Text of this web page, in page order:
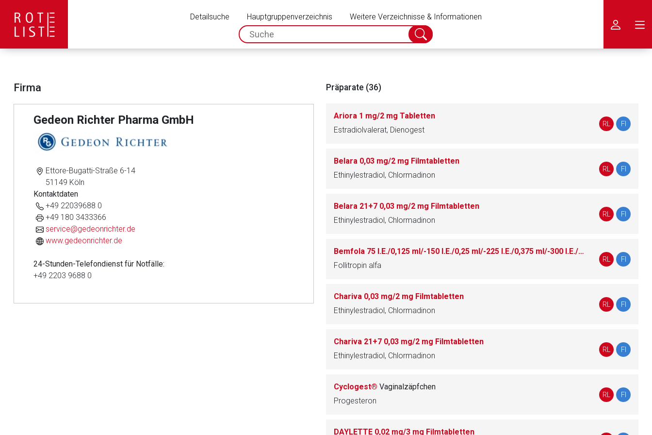
Detailsuche Hauptgruppenverzeichnis
Weitere Verzeichnisse & Informationen
spc.search.input.placeholder
Suche
abschicken
Firma
Gedeon Richter Pharma GmbH
Ettore-Bugatti-Straße 6-14
51149 Köln
Kontaktdaten
+49 22039688 0
+49 180 3433366
service@gedeonrichter.de
www.gedeonrichter.de
24-Stunden-Telefondienst für Notfälle:
+49 2203 9688 0
Präparate (36)
Ariora 1 mg/2 mg Tabletten
Estradiolvalerat, Dienogest
RL FI
Belara 0,03 mg/2 mg Filmtabletten
Ethinylestradiol, Chlormadinon
RL FI
Belara 21+7 0,03 mg/2 mg Filmtabletten
Ethinylestradiol, Chlormadinon
RL FI
Bemfola 75 I.E./0,125 ml/-150 I.E./0,25 ml/-225 I.E./0,375 ml/-300 I.E./0,50 ml/-450 I.E./0,75 ml Injektionslösung im Fertigpen
Follitropin alfa
RL FI
Chariva 0,03 mg/2 mg Filmtabletten
Ethinylestradiol, Chlormadinon
RL FI
Chariva 21+7 0,03 mg/2 mg Filmtabletten
Ethinylestradiol, Chlormadinon
RL FI
Cyclogest® Vaginalzäpfchen
Progesteron
RL FI
DAYLETTE 0,02 mg/3 mg Filmtabletten
Der von Ihnen aufgerufene Link öffnet eine externe Web-Seite. Für die Inhalte der externen Web-Seite ist deren
Zurück zur rote-liste.de